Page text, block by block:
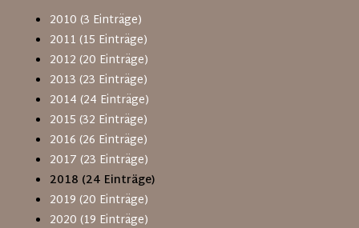
2010 (3 Einträge)
2011 (15 Einträge)
2012 (20 Einträge)
2013 (23 Einträge)
2014 (24 Einträge)
2015 (32 Einträge)
2016 (26 Einträge)
2017 (23 Einträge)
2018 (24 Einträge)
2019 (20 Einträge)
2020 (19 Einträge)